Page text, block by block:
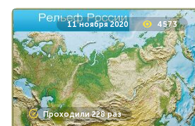
11 ноября 2020 4573
Проходили 228 раз